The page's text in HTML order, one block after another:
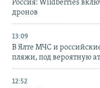
Россия: Wildberries
дронов
13:09
В Ялте МЧС и
пляжи, под вероятную
12:52